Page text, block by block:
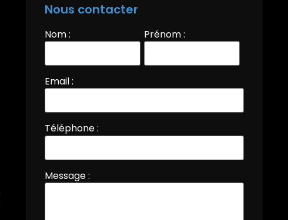
Nous contacter
Nom : Prénom :
Email :
Téléphone :
Message :